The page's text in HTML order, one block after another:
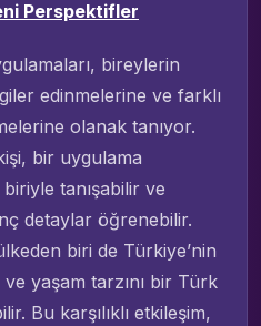
Perspektifler
bireylerin
edinmelerine ve farklı
olanak tanıyor.
bir uygulama
biriyle tanışabilir ve
detaylar öğrenebilir.
biri de Türkiye’nin
yaşam tarzını bir Türk
Bu karşılıklı etkileşim,